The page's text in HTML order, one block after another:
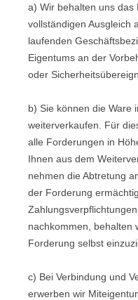
a) Wir behalten uns das
vollständigen Ausgleich
laufenden
Eigentums an der
oder
b) Sie können die Ware
weiterverkaufen. Für
alle Forderungen in
Ihnen aus dem
nehmen die Abtretung
der Forderung
nachkommen, behalten
Forderung selbst
c) Bei Verbindung und
erwerben wir